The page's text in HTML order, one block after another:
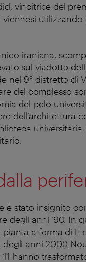
vincitrice del
iraniana,
sul viadotto
nel 9° distretto di
del complesso
del polo
dell’architettura
è stato insignito
degli anni ‘90. In
a forma di E
degli anni 2000
hanno